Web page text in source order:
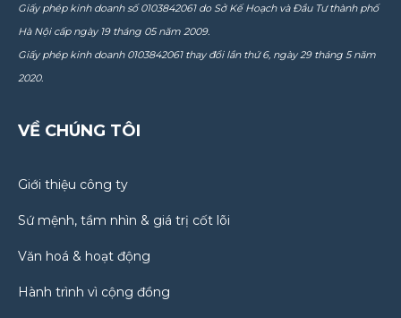
Giấy phép kinh doanh số 0103842061 do Sở Kế Hoạch và Đầu Tư thành phố
Hà Nội cấp ngày 19 tháng 05 năm 2009.
Giấy phép kinh doanh 0103842061 thay đổi lần thứ 6, ngày 29 tháng 5 năm
2020.
VỀ CHÚNG TÔI
Giới thiệu công ty
Sứ mệnh, tầm nhìn & giá trị cốt lõi
Văn hoá & hoạt động
Hành trình vì cộng đồng